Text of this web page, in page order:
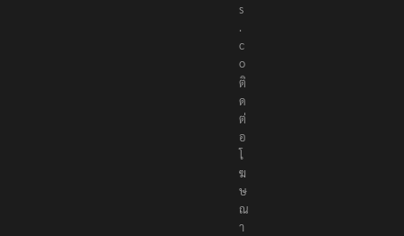
s
.
c
o
ติ
ด
ต่
อ
โ
ฆ
ษ
ณ
า